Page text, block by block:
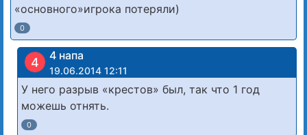
«основного»игрока потеряли)
0
4 4 напа
19.06.2014 12:11
У него разрыв «крестов» был, так что 1 год
можешь отнять.
0